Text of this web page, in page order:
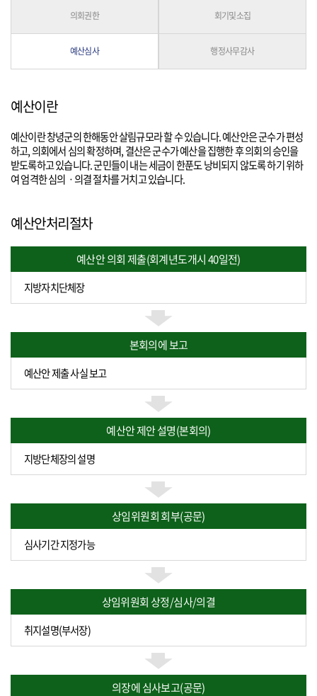
의회권한 회기및소집
예산심사 행정사무감사
예산이란
예산이란 창녕군의 한해동안 살림규모라 할 수 있습니다. 예산안은 군수가 편성
하고, 의회에서 심의 확정하며, 결산은 군수가 예산을 집행한 후 의회의 승인을
받도록하고 있습니다. 군민들이 내는 세금이 한푼도 낭비되지 않도록 하기 위하
여 엄격한 심의ㆍ의결 절차를 거치고 있습니다.
예산안처리절차
예산안 의회 제출(회계년도개시 40일전)
지방자치단체장
본회의에 보고
예산안 제출 사실 보고
예산안 제안 설명(본회의)
지방단체장의 설명
상임위원회 회부(공문)
심사기간 지정가능
상임위원회 상정/심사/의결
취지설명(부서장)
의장에 심사보고(공문)